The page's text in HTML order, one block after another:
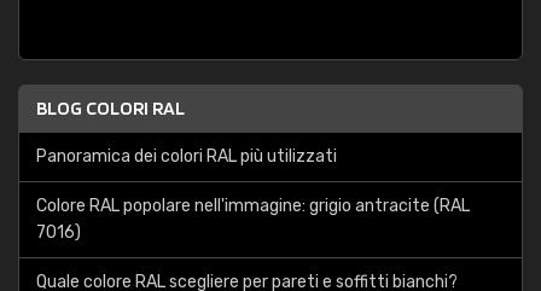
BLOG COLORI RAL
Panoramica dei colori RAL più utilizzati
Colore RAL popolare nell'immagine: grigio antracite (RAL
7016)
Quale colore RAL scegliere per pareti e soffitti bianchi?